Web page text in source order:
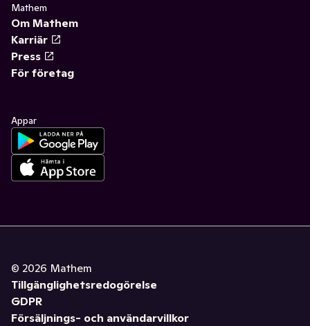
Mathem
Om Mathem
Karriär
Press
För företag
Appar
© 2026 Mathem
Tillgänglighetsredogörelse
GDPR
Försäljnings- och användarvillkor